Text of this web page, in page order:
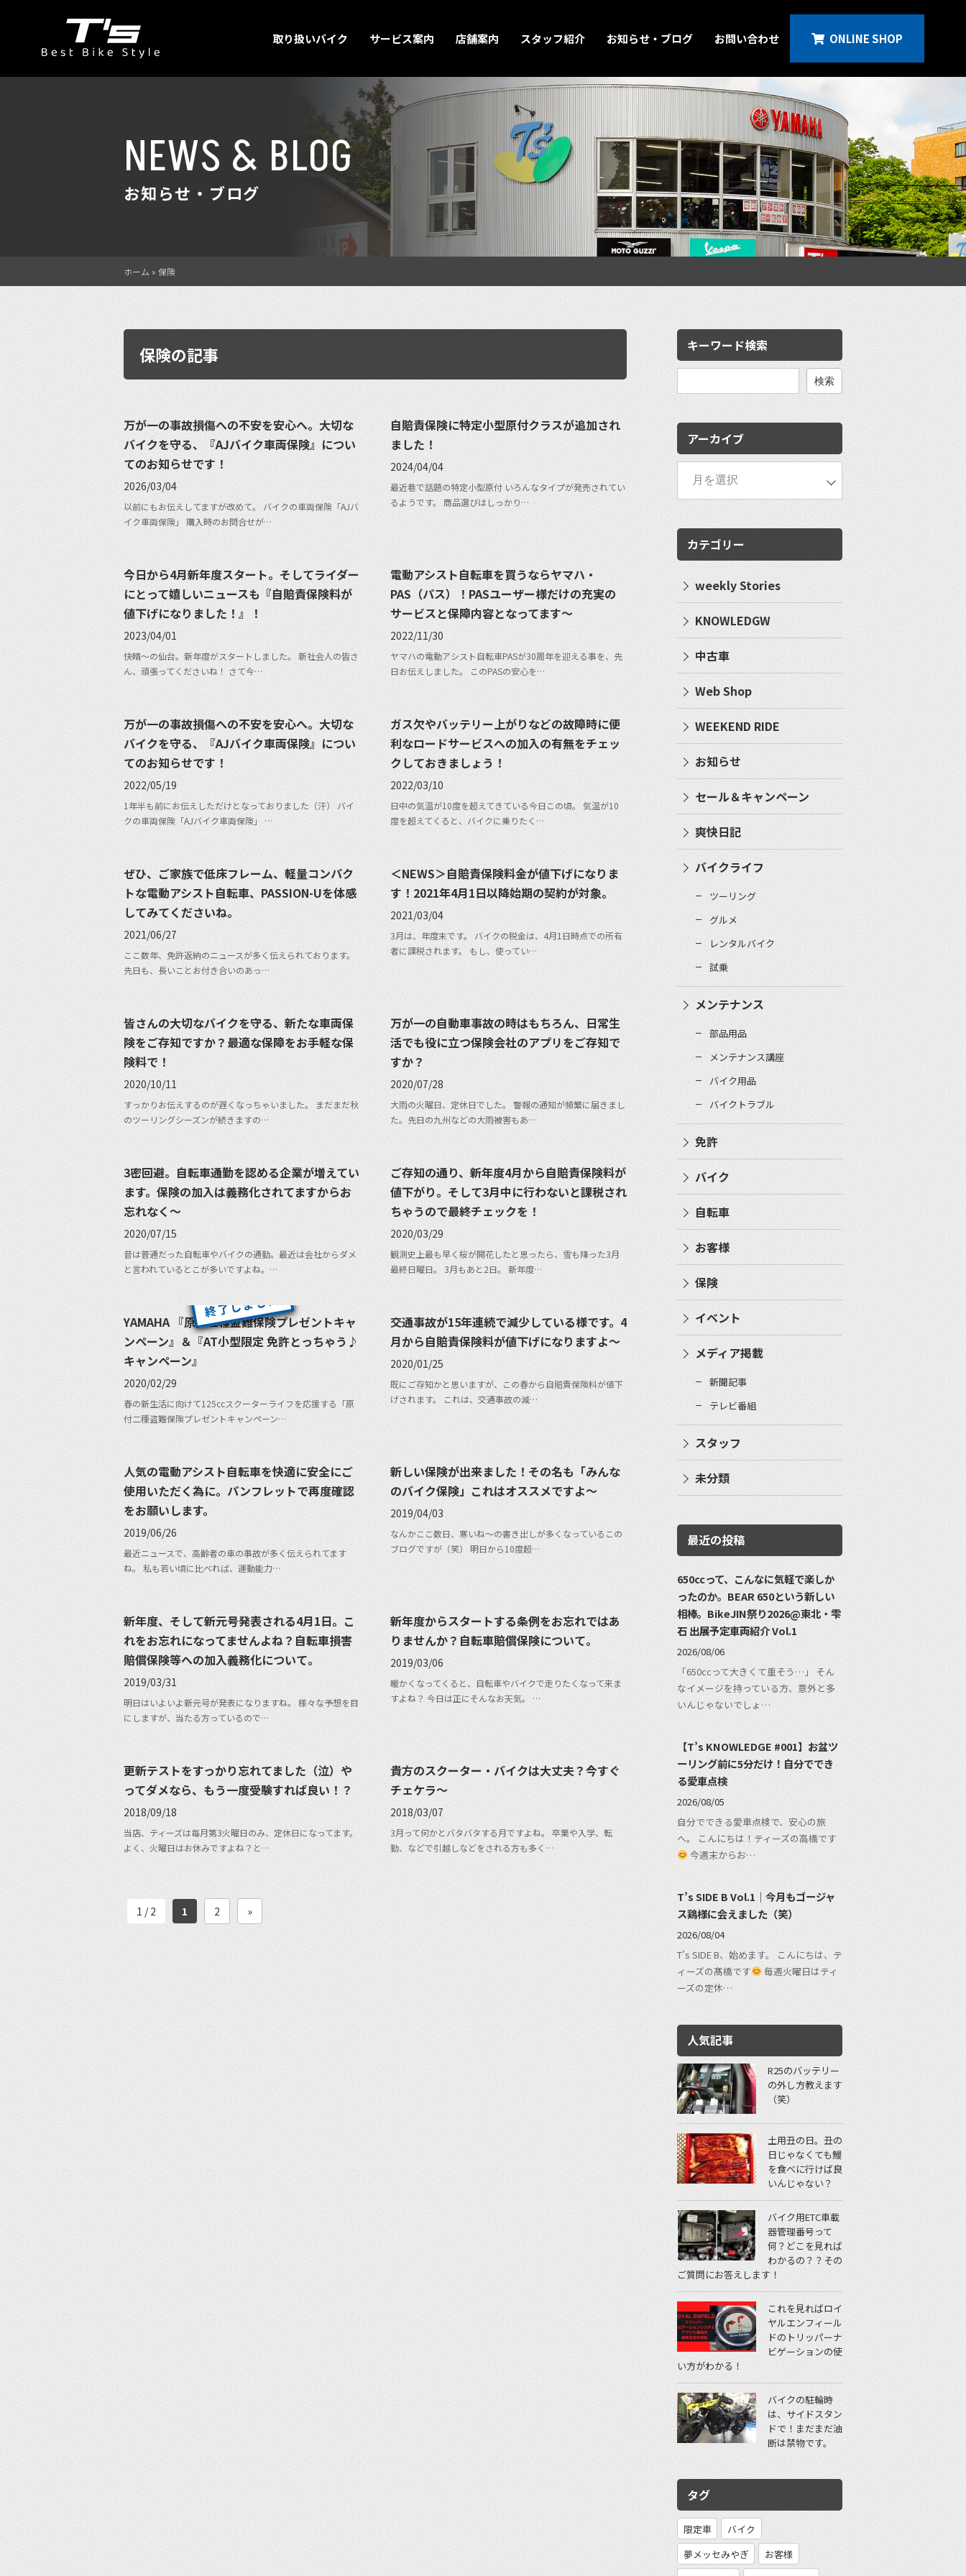
取り扱いバイク サービス案内 店舗案内 スタッフ紹介 お知らせ・ブログ お問い合わせ ONLINE SHOP
NEWS & BLOG
お知らせ・ブログ
ホーム » 保険
保険の記事
万が一の事故損傷への不安を安心へ。大切な
バイクを守る、『AJバイク車両保険』につい
てのお知らせです！
2026/03/04
以前にもお伝えしてますが改めて。 バイクの車両保険「AJバ
イク車両保険」 購入時のお問合せが…
自賠責保険に特定小型原付クラスが追加され
ました！
2024/04/04
最近巷で話題の特定小型原付 いろんなタイプが発売されてい
るようです。 商品選びはしっかり…
今日から4月新年度スタート。そしてライダー
にとって嬉しいニュースも『自賠責保険料が
値下げになりました！』！
2023/04/01
快晴〜の仙台。新年度がスタートしました。 新社会人の皆さ
ん、頑張ってくださいね！ さて今…
電動アシスト自転車を買うならヤマハ・
PAS（パス）！PASユーザー様だけの充実の
サービスと保障内容となってます〜
2022/11/30
ヤマハの電動アシスト自転車PASが30周年を迎える事を、先
日お伝えしました。 このPASの安心を…
万が一の事故損傷への不安を安心へ。大切な
バイクを守る、『AJバイク車両保険』につい
てのお知らせです！
2022/05/19
1年半も前にお伝えしただけとなっておりました（汗） バイ
クの車両保険「AJバイク車両保険」 …
ガス欠やバッテリー上がりなどの故障時に便
利なロードサービスへの加入の有無をチェッ
クしておきましょう！
2022/03/10
日中の気温が10度を超えてきている今日この頃。 気温が10
度を超えてくると、バイクに乗りたく…
ぜひ、ご家族で低床フレーム、軽量コンパク
トな電動アシスト自転車、PASSION-Uを体感
してみてくださいね。
2021/06/27
ここ数年、免許返納のニュースが多く伝えられております。
先日も、長いことお付き合いのあっ…
＜NEWS＞自賠責保険料金が値下げになりま
す！2021年4月1日以降始期の契約が対象。
2021/03/04
3月は、年度末です。 バイクの税金は、4月1日時点での所有
者に課税されます。 もし、使ってい…
皆さんの大切なバイクを守る、新たな車両保
険をご存知ですか？最適な保障をお手軽な保
険料で！
2020/10/11
すっかりお伝えするのが遅くなっちゃいました。 まだまだ秋
のツーリングシーズンが続きますの…
万が一の自動車事故の時はもちろん、日常生
活でも役に立つ保険会社のアプリをご存知で
すか？
2020/07/28
大雨の火曜日、定休日でした。 警報の通知が頻繁に届きまし
た。先日の九州などの大雨被害もあ…
3密回避。自転車通勤を認める企業が増えてい
ます。保険の加入は義務化されてますからお
忘れなく〜
2020/07/15
昔は普通だった自転車やバイクの通勤。最近は会社からダメ
と言われているとこが多いですよね。…
ご存知の通り、新年度4月から自賠責保険料が
値下がり。そして3月中に行わないと課税され
ちゃうので最終チェックを！
2020/03/29
観測史上最も早く桜が開花したと思ったら、雪も降った3月
最終日曜日。 3月もあと2日。 新年度…
YAMAHA 『原付二種盗難保険プレゼントキャ
ンペーン』＆『AT小型限定 免許とっちゃう♪
キャンペーン』
2020/02/29
春の新生活に向けて125ccスクーターライフを応援する「原
付二種盗難保険プレゼントキャンペーン…
交通事故が15年連続で減少している様です。4
月から自賠責保険料が値下げになりますよ〜
2020/01/25
既にご存知かと思いますが、この春から自賠責保険料が値下
げされます。 これは、交通事故の減…
人気の電動アシスト自転車を快適に安全にご
使用いただく為に。パンフレットで再度確認
をお願いします。
2019/06/26
最近ニュースで、高齢者の車の事故が多く伝えられてます
ね。 私も若い頃に比べれば、運動能力…
新しい保険が出来ました！その名も「みんな
のバイク保険」これはオススメですよ〜
2019/04/03
なんかここ数日、寒いね〜の書き出しが多くなっているこの
ブログですが（笑） 明日から10度超…
新年度、そして新元号発表される4月1日。こ
れをお忘れになってませんよね？自転車損害
賠償保険等への加入義務化について。
2019/03/31
明日はいよいよ新元号が発表になりますね。 様々な予想を目
にしますが、当たる方っているので…
新年度からスタートする条例をお忘れではあ
りませんか？自転車賠償保険について。
2019/03/06
暖かくなってくると、自転車やバイクで走りたくなって来ま
すよね？ 今日は正にそんなお天気。 …
更新テストをすっかり忘れてました（泣）や
ってダメなら、もう一度受験すれば良い！？
2018/09/18
当店、ティーズは毎月第3火曜日のみ、定休日になってます。
よく、火曜日はお休みですよね？と…
貴方のスクーター・バイクは大丈夫？今すぐ
チェケラ〜
2018/03/07
3月って何かとバタバタする月ですよね。 卒業や入学、転
勤、などで引越しなどをされる方も多く…
1 / 2 1 2 »
キーワード検索
検
アーカイブ
カテゴリー
weekly Stories
KNOWLEDGW
中古車
Web Shop
WEEKEND RIDE
お知らせ
セール＆キャンペーン
爽快日記
バイクライフ
ツーリング
グルメ
レンタルバイク
試乗
メンテナンス
部品用品
メンテナンス講座
バイク用品
バイクトラブル
免許
バイク
自転車
お客様
保険
イベント
メディア掲載
新聞記事
テレビ番組
スタッフ
未分類
最近の投稿
650ccって、こんなに気軽で楽しか
ったのか。BEAR 650という新しい
相棒。BikeJIN祭り2026@東北・雫
石 出展予定車両紹介 Vol.1
2026/08/06
「650ccって大きくて重そう…」 そん
なイメージを持っている方、意外と多
いんじゃないでしょ…
【T’s KNOWLEDGE #001】お盆ツ
ーリング前に5分だけ！自分ででき
る愛車点検
2026/08/05
自分でできる愛車点検で、安心の旅
へ。 こんにちは！ティーズの高橋です
今週末からお…
T’s SIDE B Vol.1｜今月もゴージャ
ス鶏様に会えました（笑）
2026/08/04
T’s SIDE B、始めます。 こんにちは、テ
ィーズの髙橋です
毎週火曜日はティ
ーズの定休…
人気記事
R25のバッテリー
の外し方教えます
（笑）
土用丑の日。丑の
日じゃなくても鰻
を食べに行けば良
いんじゃない？
バイク用ETC車載
器管理番号って
何？どこを見れば
わかるの？？その
ご質問にお答えします！
これを見ればロイ
ヤルエンフィール
ドのトリッパーナ
ビゲーションの使
い方がわかる！
バイクの駐輪時
は、サイドスタン
ドで！まだまだ油
断は禁物です。
タグ
限定車
バイク
夢メッセみやぎ
お客様